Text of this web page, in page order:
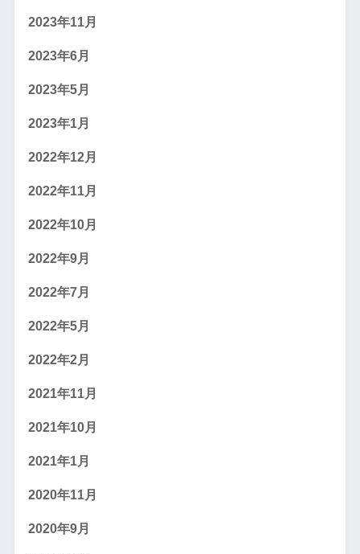
2023年11月
2023年6月
2023年5月
2023年1月
2022年12月
2022年11月
2022年10月
2022年9月
2022年7月
2022年5月
2022年2月
2021年11月
2021年10月
2021年1月
2020年11月
2020年9月